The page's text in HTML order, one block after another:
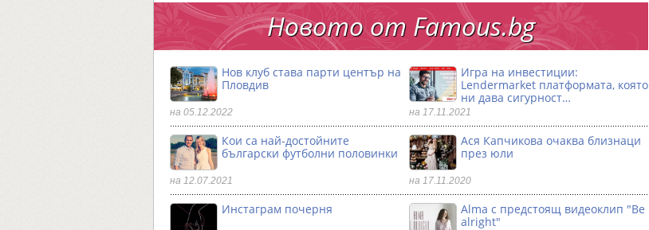
Новото от Famous.bg
Нов клуб става парти център на
Пловдив
на 05.12.2022
Игра на инвестиции:
Lendermarket платформата, която
ни дава сигурност…
на 17.11.2021
Кои са най-достойните
български футболни половинки
на 12.07.2021
Ася Капчикова очаква близнаци
през юли
на 17.11.2020
Инстаграм почерня
Alma с предстоящ видеоклип "Be
alright"